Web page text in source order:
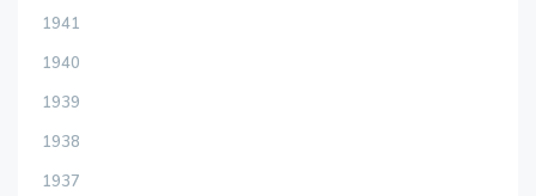
1941
1940
1939
1938
1937